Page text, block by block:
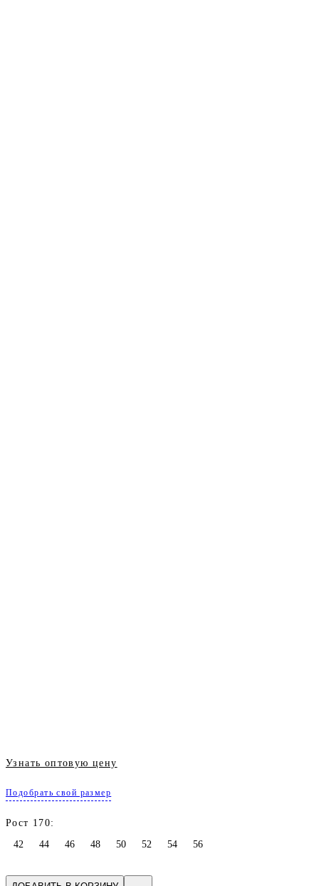
Узнать оптовую цену
Подобрать свой размер
Рост 170:
42
44 46 48 50 52 54 56